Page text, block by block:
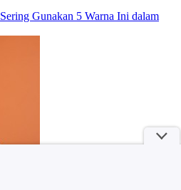
Gunakan 5 Warna Ini dalam